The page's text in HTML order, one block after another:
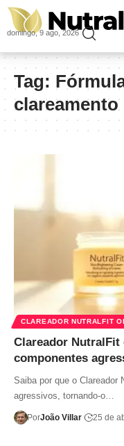
domingo, 9 ago, 2026
Tag:
clareamento
CLAREADOR NUTRALFIT
Clareador
componentes
Saiba por que o Clareador
agressivos, tornando-o…
PorJoão Villar 25 de